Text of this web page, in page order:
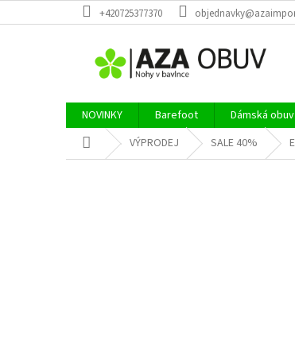
na
+420725377370
NOVINKY Barefoot Dámská obuv
Domů VÝPRODEJ SALE 40%